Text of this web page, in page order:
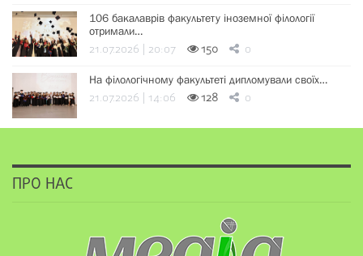
106 бакалаврів факультету іноземної філології
отримали…
21.07.2026 | 20:07 150 0
На філологічному факультеті дипломували своїх…
21.07.2026 | 14:06 128 0
ПРО НАС